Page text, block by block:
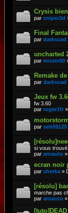
Crysis
par sniper3d
Final
par darkscad
uncharted
par mister00
Remake
par darkscad
Jeux fw
fw 3.60
par roger1fr
par seb59125
si vous trouvé
par arnauto
ecran noir
par sherka »
[résolu]
marche pas
par arnauto